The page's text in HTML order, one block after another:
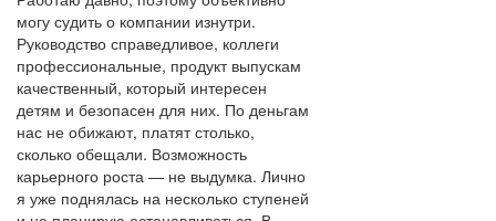
могу судить о компании изнутри.
Руководство справедливое, коллеги
профессиональные, продукт выпускам
качественный, который интересен
детям и безопасен для них. По деньгам
нас не обижают, платят столько,
сколько обещали. Возможность
карьерного роста — не выдумка. Лично
я уже поднялась на несколько ступеней